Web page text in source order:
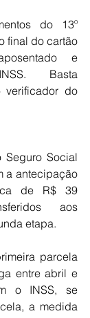
do 13º
final do cartão
e
Basta
verificador do
Seguro Social
a antecipação
de R$ 39
aos
etapa.
parcela
entre abril e
o INSS, se
a medida